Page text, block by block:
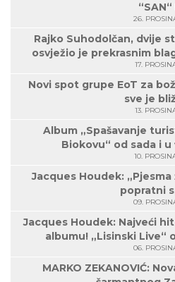
“SAN“
26.
Rajko Suhodolčan, dvije
osvježio je prekrasnim
17.
Novi spot grupe EoT za
sve je
13.
Album „Spašavanje
Biokovu“ od sada i
10.
Jacques Houdek:
popratni
09.
Jacques Houdek: Najveći
albumu! „Lisinski Live“
06.
MARKO ZEKANOVIĆ: